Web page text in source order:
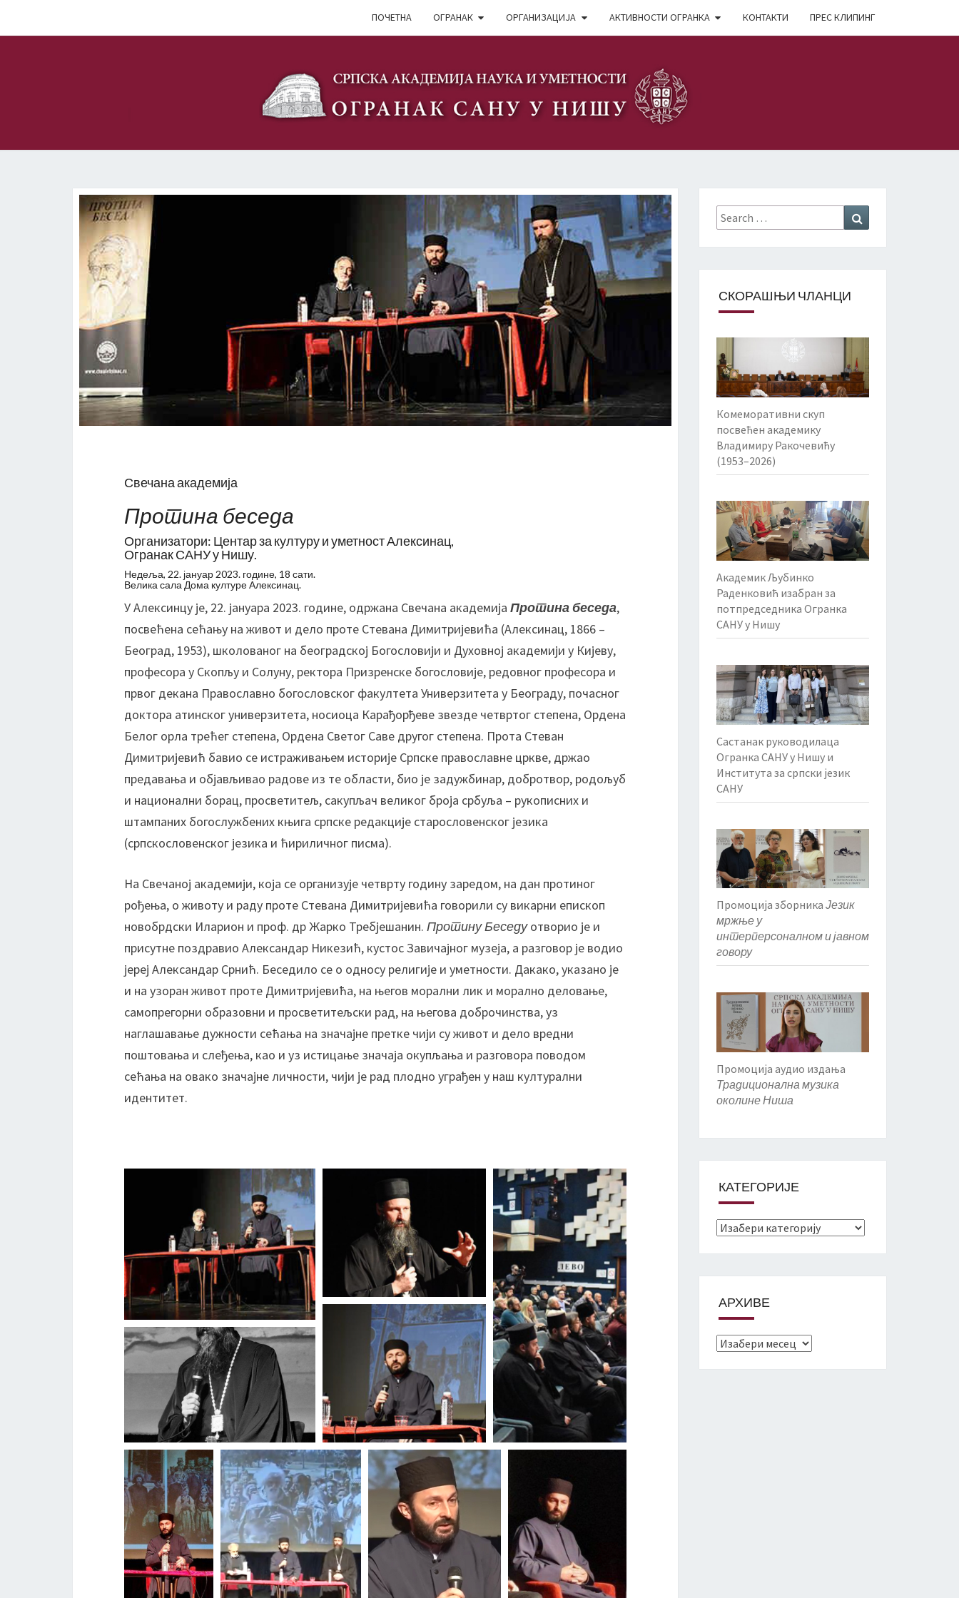
ПОЧЕТНА ОГРАНАК ОРГАНИЗАЦИЈА АКТИВНОСТИ ОГРАНКА КОНТАКТИ ПРЕС КЛИПИНГ
а
к
а
д
м
и
ј
а
р
о
т
и
н
е
с
е
д
а
Свечана академија
Протина беседа
Организатори: Центар за културу и уметност Алексинац,
Огранак САНУ у Нишу.
Недеља, 22. јануар 2023. године, 18 сати.
Велика сала Дома културе Алексинац.
У Алексинцу је, 22. јануара 2023. године, одржана Свечана академија Протина беседа,
посвећена сећању на живот и дело проте Стевана Димитријевића (Алексинац, 1866 –
Београд, 1953), школованог на београдској Богословији и Духовној академији у Кијеву,
професора у Скопљу и Солуну, ректора Призренске богословије, редовног професора и
првог декана Православно богословског факултета Универзитета у Београду, почасног
доктора атинског универзитета, носиоца Карађорђеве звезде четвртог степена, Ордена
Белог орла трећег степена, Ордена Светог Саве другог степена. Прота Стеван
Димитријевић бавио се истраживањем историје Српске православне цркве, држао
предавања и објављивао радове из те области, био је задужбинар, добротвор, родољуб
и национални борац, просветитељ, сакупљач великог броја србуља – рукописних и
штампаних богослужбених књига српске редакције старословенског језика
(српскословенског језика и ћириличног писма).
На Свечаној академији, која се организује четврту годину заредом, на дан протиног
рођења, о животу и раду проте Стевана Димитријевића говорили су викарни епископ
новобрдски Иларион и проф. др Жарко Требјешанин. Протину Беседуотворио је и
присутне поздравио Александар Никезић, кустос Завичајног музеја, а разговор је водио
јереј Александар Срнић. Беседило се о односу религије и уметности. Дакако, указано је
и на узоран живот проте Димитријевића, на његов морални лик и морално деловање,
самопрегорни образовни и просветитељски рад, на његова доброчинства, уз
наглашавање дужности сећања на значајне претке чији су живот и дело вредни
поштовања и слеђења, као и уз истицање значаја окупљања и разговора поводом
сећања на овако значајне личности, чији је рад плодно уграђен у наш културални
идентитет.
Search
for:
СКОРАШЊИ ЧЛАНЦИ
Комеморативни скуп
посвећен академику
Владимиру Ракочевићу
(1953–2026)
Академик Љубинко
Раденковић изабран за
потпредседника Огранка
САНУ у Нишу
Састанак руководилаца
Огранка САНУ у Нишу и
Института за српски језик
САНУ
Промоција зборника Језик
мржње у
интерперсоналном и јавном
говору
Промоција аудио издања
Традиционална музика
околине Ниша
КАТЕГОРИЈЕ
Категорије
АРХИВЕ
Архиве